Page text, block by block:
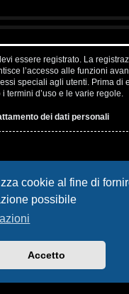
cookie al fine di
possibile
Accetto
essere registrato. La
l’accesso alle funzioni
speciali agli utenti. Prima di
termini d’uso e le varie regole.
dei dati personali
Powered by GIGI D'AGOSTINO